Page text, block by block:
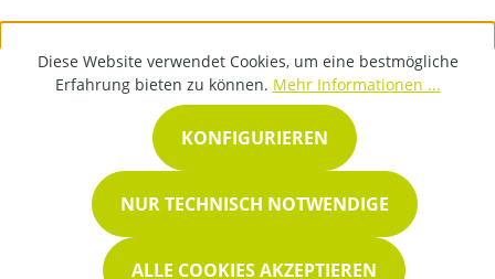
Diese Website verwendet Cookies, um eine bestmögliche
Erfahrung bieten zu können. Mehr Informationen ...
NUR TECHNISCH NOTWENDIGE
KONFIGURIEREN
ALLE COOKIES AKZEPTIEREN